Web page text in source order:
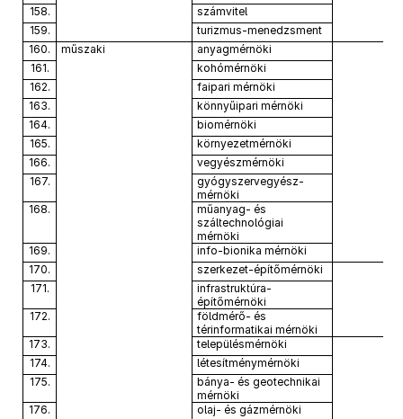
158.
számvitel
159.
turizmus-menedzsment
160.
műszaki
anyagmérnöki
161.
kohómérnöki
162.
faipari mérnöki
163.
könnyűipari mérnöki
164.
biomérnöki
165.
környezetmérnöki
166.
vegyészmérnöki
167.
gyógyszervegyész-
mérnöki
168.
műanyag- és
száltechnológiai
mérnöki
169.
info-bionika mérnöki
170.
szerkezet-építőmérnöki
171.
infrastruktúra-
építőmérnöki
172.
földmérő- és
térinformatikai mérnöki
173.
településmérnöki
174.
létesítménymérnöki
175.
bánya- és geotechnikai
mérnöki
176.
olaj- és gázmérnöki